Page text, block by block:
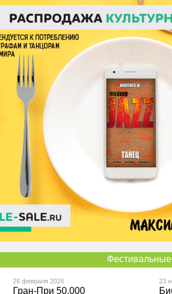
Фестивальные
26 февраля 2026
Гран-При 50.000
23